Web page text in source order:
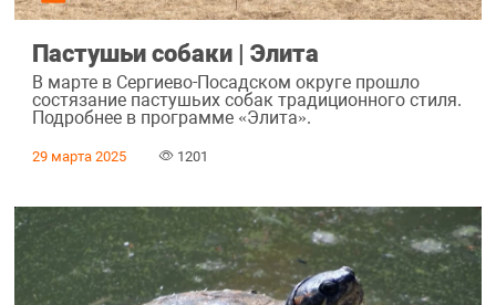
Пастушьи собаки | Элита
В марте в Сергиево-Посадском округе прошло
состязание пастушьих собак традиционного стиля.
Подробнее в программе «Элита».
29 марта 2025 1201